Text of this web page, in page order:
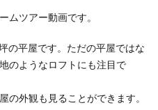
ムツアー動画です。
の平屋です。ただの平屋ではな
のようなロフトにも注目で
の外観も見ることができます。